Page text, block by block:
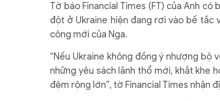
Tờ báo Financial Times (FT) của Anh
đột ở Ukraine hiện đang rơi vào bế tắc
công mới của Nga.
“Nếu Ukraine không đồng ý nhượng bộ
những yêu sách lãnh thổ mới, khắt khe
đệm rộng lớn”, tờ Financial Times nhận